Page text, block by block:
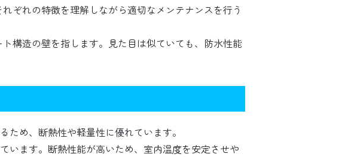
ぞれの特徴を理解しながら適切なメンテナンスを行う
構造の壁を指します。見た目は似ていても、防水性能
め、断熱性や軽量性に優れています。
います。断熱性能が高いため、室内温度を安定させや